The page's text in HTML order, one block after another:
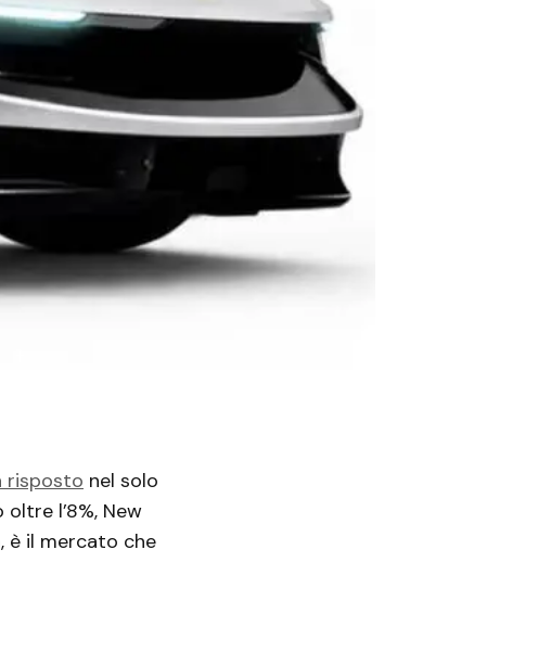
risposto nel solo
l’8%, New
è il mercato che